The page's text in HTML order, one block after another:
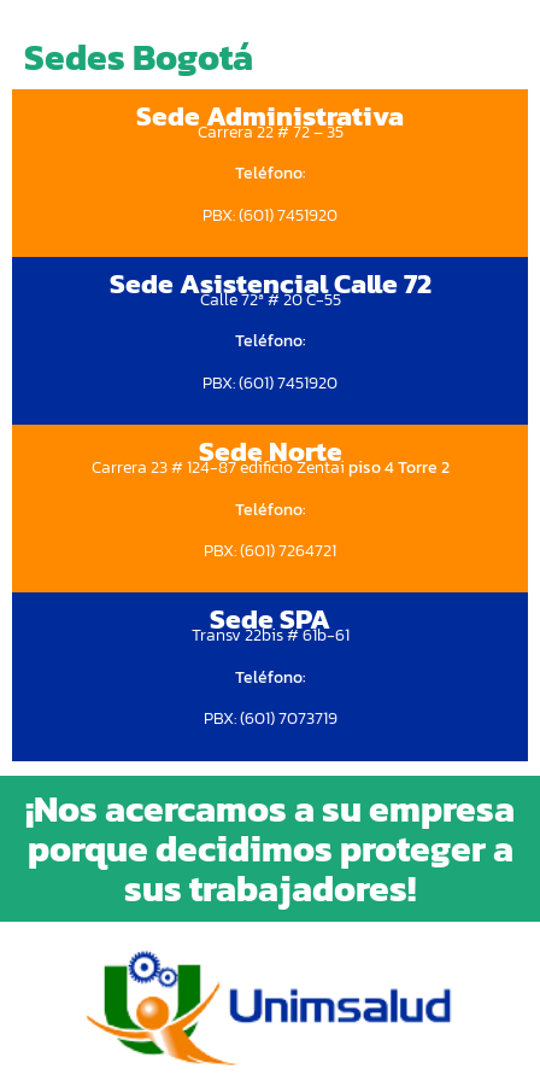
Sedes Bogotá
Sede Administrativa
Carrera 22 # 72 – 35
Teléfono:
PBX: (601) 7451920
Sede Asistencial Calle 72
Calle 72ª # 20 C-55
Teléfono:
PBX: (601) 7451920
Sede Norte
Carrera 23 # 124-87 edificio Zentaipiso 4 Torre 2
Teléfono:
PBX: (601) 7264721
Sede SPA
Transv 22bis # 61b-61
Teléfono:
PBX: (601) 7073719
¡Nos acercamos a su empresa
porque decidimos proteger a
sus trabajadores!